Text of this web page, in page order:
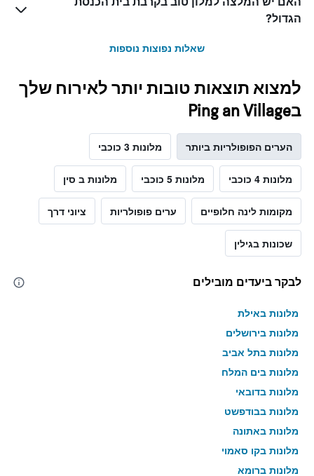
הגדול?
שאלות נפוצות נוספות
למצוא תוצאות טובות יותר לאירוח שלך
בPing an Village
הערים הפופולריות ביותר מלונות 3 כוכבי
מלונות 4 כוכבי מלונות 5 כוכבי מלונות ב סין
מקומות לינה חלופיים ערים פופולריות ציוני דרך
שכונות בגילין
לבקר ביעדים מובילים
מלונות באילת
מלונות בירושלים
מלונות בתל אביב
מלונות בים המלח
מלונות בדובאי
מלונות בבודפשט
מלונות באתונה
מלונות בקו סאמוי
מלונות ברומא